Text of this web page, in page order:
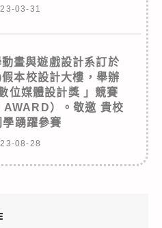
03-31
畫與遊戲設計系訂於
本校設計大樓，舉辦
位媒體設計獎 」競賽
）。敬邀 貴校
踴躍參賽
08-28